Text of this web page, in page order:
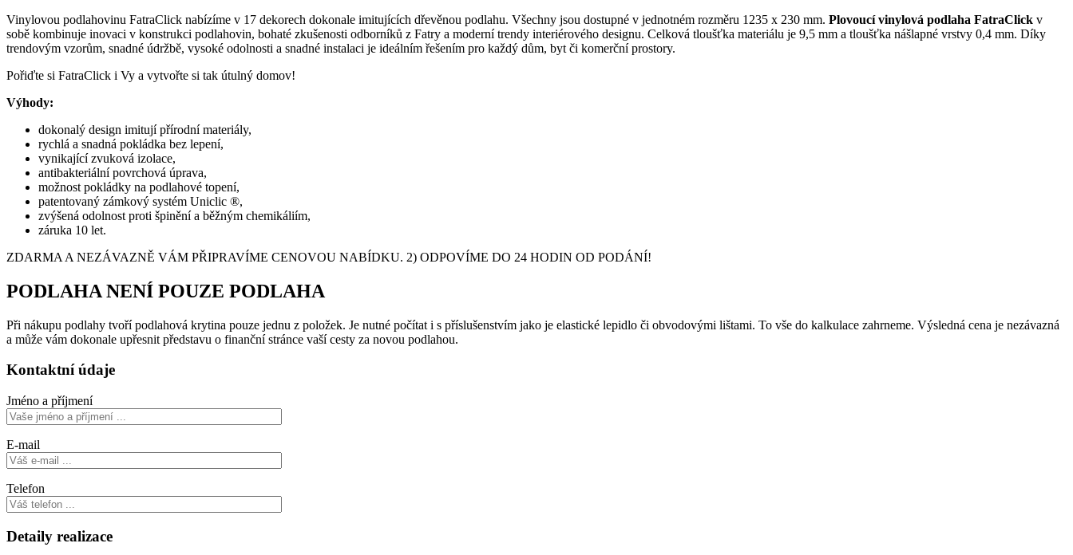
Vinylovou podlahovinu FatraClick nabízíme v 17 dekorech dokonale imitujících dřevěnou podlahu. Všechny jsou dostupné v jednotném rozměru 1235 x 230 mm. Plovoucí vinylová podlaha FatraClick v
sobě kombinuje inovaci v konstrukci podlahovin, bohaté zkušenosti odborníků z Fatry a moderní trendy interiérového designu. Celková tloušťka materiálu je 9,5 mm a tloušťka nášlapné vrstvy 0,4 mm. Díky
trendovým vzorům, snadné údržbě, vysoké odolnosti a snadné instalaci je ideálním řešením pro každý dům, byt či komerční prostory.
Pořiďte si FatraClick i Vy a vytvořte si tak útulný domov!
Výhody:
dokonalý design imitují přírodní materiály,
rychlá a snadná pokládka bez lepení,
vynikající zvuková izolace,
antibakteriální povrchová úprava,
možnost pokládky na podlahové topení,
patentovaný zámkový systém Uniclic ®,
zvýšená odolnost proti špinění a běžným chemikáliím,
záruka 10 let.
ZDARMA A NEZÁVAZNĚ VÁM PŘIPRAVÍME CENOVOU NABÍDKU. 2) ODPOVÍME DO 24 HODIN OD PODÁNÍ!
PODLAHA NENÍ POUZE PODLAHA
Při nákupu podlahy tvoří podlahová krytina pouze jednu z položek. Je nutné počítat i s příslušenstvím jako je elastické lepidlo či obvodovými lištami. To vše do kalkulace zahrneme. Výsledná cena je nezávazná
a může vám dokonale upřesnit představu o finanční stránce vaší cesty za novou podlahou.
Kontaktní údaje
Jméno a příjmení
E-mail
Telefon
Detaily realizace